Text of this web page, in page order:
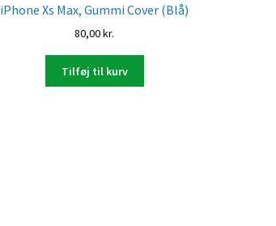
iPhone Xs Max, Gummi Cover (Blå)
80,00kr.
Tilføj til kurv